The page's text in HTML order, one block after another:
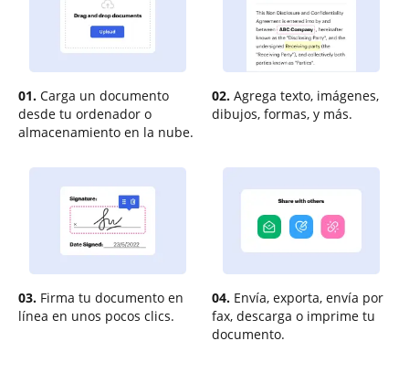
01. Carga un documento
desde tu ordenador o
almacenamiento en la nube.
02. Agrega texto, imágenes,
dibujos, formas, y más.
03. Firma tu documento en
línea en unos pocos clics.
04. Envía, exporta, envía por
fax, descarga o imprime tu
documento.